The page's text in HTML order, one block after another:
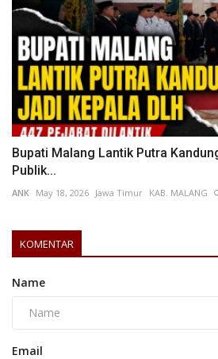
Bupati Malang Lantik Putra
Publik...
ANK May 18, 2026 Jawa Timur KAB. MALANG
KOMENTAR
Name
Email